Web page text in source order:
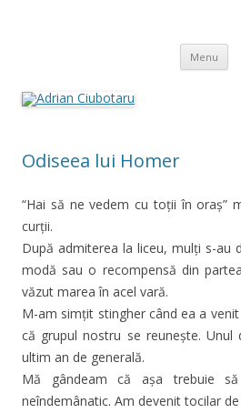
Menu
Odiseea lui Homer
“Hai să ne vedem cu toții în oraș”
curții.
După admiterea la liceu, mulți s-au
modă sau o recompensă din
văzut marea în acel vară.
M-am simțit stingher când ea a
că grupul nostru se reunește. Unul
ultim an de generală.
Mă gândeam că așa trebuie
neîndemânatic. Am devenit tocilar